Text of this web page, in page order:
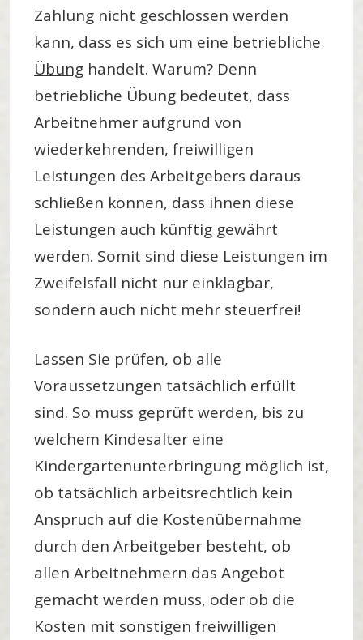
Zahlung nicht geschlossen werden
kann, dass es sich um eine betriebliche
Übung handelt. Warum? Denn
betriebliche Übung bedeutet, dass
Arbeitnehmer aufgrund von
wiederkehrenden, freiwilligen
Leistungen des Arbeitgebers daraus
schließen können, dass ihnen diese
Leistungen auch künftig gewährt
werden. Somit sind diese Leistungen im
Zweifelsfall nicht nur einklagbar,
sondern auch nicht mehr steuerfrei!
Lassen Sie prüfen, ob alle
Voraussetzungen tatsächlich erfüllt
sind. So muss geprüft werden, bis zu
welchem Kindesalter eine
Kindergartenunterbringung möglich ist,
ob tatsächlich arbeitsrechtlich kein
Anspruch auf die Kostenübernahme
durch den Arbeitgeber besteht, ob
allen Arbeitnehmern das Angebot
gemacht werden muss, oder ob die
Kosten mit sonstigen freiwilligen